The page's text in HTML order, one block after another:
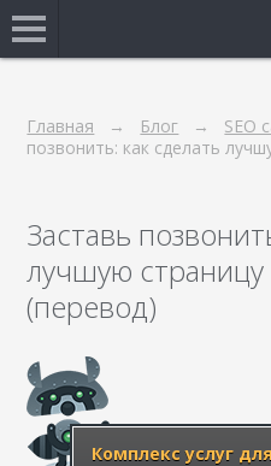
Главная Блог SEO
позвонить: как сделать
Заставь
лучшую страницу
(перевод)
Комплекс услуг